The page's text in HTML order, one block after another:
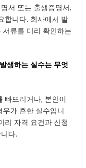
서 또는 출생증명서,
합니다. 회사에서 발
류를 미리 확인하는
생하는 실수는 무엇
빠뜨리거나, 본인이
가 흔한 실수입니
리 자격 요건과 신청
다.